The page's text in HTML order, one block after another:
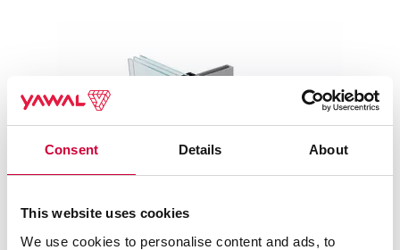
Consent Details About
This website uses cookies
We use cookies to personalise content and ads, to